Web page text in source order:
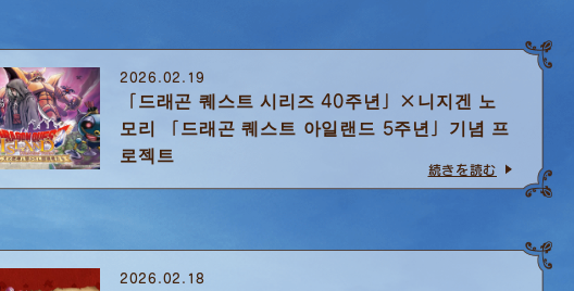
2026.02.19
「드래곤 퀘스트 시리즈 40주년」×니지겐 노
모리 「드래곤 퀘스트 아일랜드 5주년」기념 프
로젝트
続きを読む
2026.02.18